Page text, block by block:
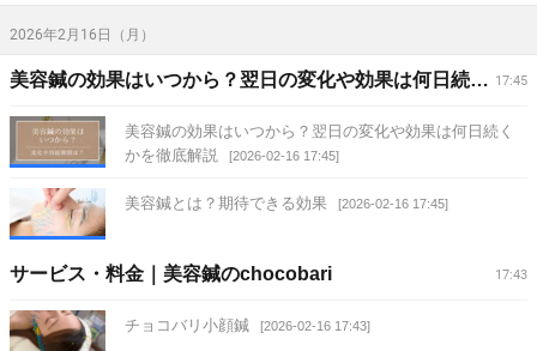
2026年2月16日（月）
17:45
美容鍼の効果はいつから？翌日の変化や効果は何日続くかを徹底解説 | 美容鍼のchocobari
美容鍼の効果はいつから？翌日の変化や効果は何日続く
かを徹底解説
[2026-02-16 17:45]
美容鍼とは？期待できる効果 [2026-02-16 17:45]
17:43
サービス・料金｜美容鍼のchocobari
チョコバリ小顔鍼 [2026-02-16 17:43]